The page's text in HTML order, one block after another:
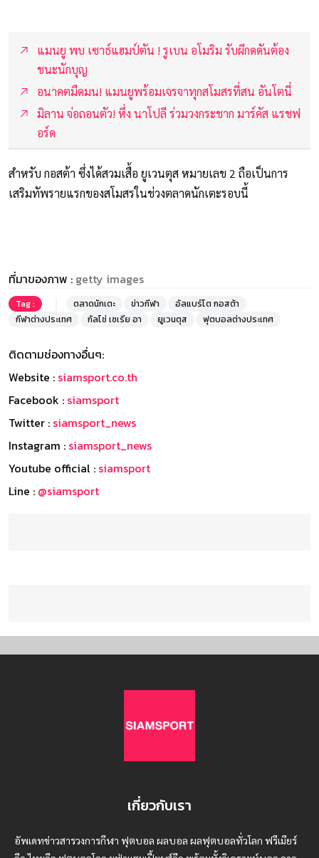
แมนยู พบ เซาธ์แฮมป์ตัน ! รูเบน อโมริม รับผีกดดันต้อง
ชนะนักบุญ
อนาคตมืดมน! แมนยูพร้อมเจรจาทุกสโมสรที่สน อันโตนี่
มิลาน จ่อถอนตัว! หึ่ง นาโปลี ร่วมวงกระชาก มาร์คัส แรชฟ
อร์ด
สำหรับ กอสต้า ซึ่งได้สวมเสื้อ ยูเวนตุส หมายเลข 2 ถือเป็นการ
เสริมทัพรายแรกของสโมสรในช่วงตลาดนักเตะรอบนี้
ที่มาของภาพ : getty images
Tag : ตลาดนักเตะ ข่าวกีฬา
อัลแบร์โต กอสต้า
กีฬาต่างประเทศ
กัลโช่ เซเรีย อา ยูเวนตุส ฟุตบอลต่างประเทศ
ติดตามช่องทางอื่นๆ:
Website : siamsport.co.th
Facebook : siamsport
Twitter : siamsport_news
Instagram : siamsport_news
Youtube official : siamsport
Line : @siamsport
เกี่ยวกับเรา
อัพเดทข่าวสารวงการกีฬา ฟุตบอล ผลบอล ผลฟุตบอลทั่วโลก ฟรีเมียร์